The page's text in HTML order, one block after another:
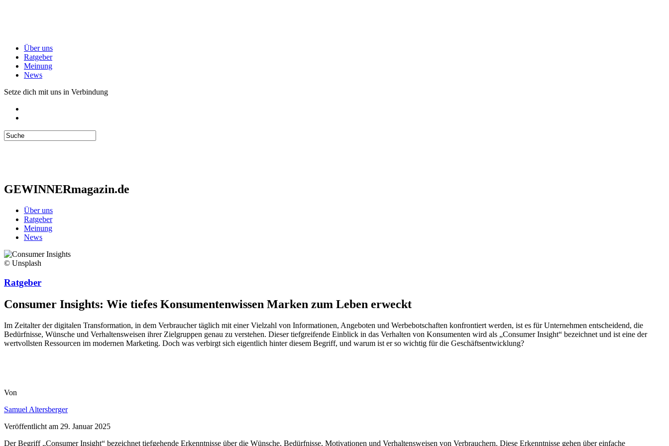
Über uns
Ratgeber
Meinung
News
Setze dich mit uns in Verbindung
GEWINNERmagazin.de
Über uns
Ratgeber
Meinung
News
© Unsplash
Ratgeber
Consumer Insights: Wie tiefes Konsumentenwissen Marken zum Leben erweckt
Im Zeitalter der digitalen Transformation, in dem Verbraucher täglich mit einer Vielzahl von Informationen, Angeboten und Werbebotschaften konfrontiert werden, ist es für Unternehmen entscheidend, die
Bedürfnisse, Wünsche und Verhaltensweisen ihrer Zielgruppen genau zu verstehen. Dieser tiefgreifende Einblick in das Verhalten von Konsumenten wird als „Consumer Insight“ bezeichnet und ist eine der
wertvollsten Ressourcen im modernen Marketing. Doch was verbirgt sich eigentlich hinter diesem Begriff, und warum ist er so wichtig für die Geschäftsentwicklung?
Von
Samuel Altersberger
Veröffentlicht am 29. Januar 2025
Der Begriff „Consumer Insight“ bezeichnet tiefgehende Erkenntnisse über die Wünsche, Bedürfnisse, Motivationen und Verhaltensweisen von Verbrauchern. Diese Erkenntnisse gehen über einfache